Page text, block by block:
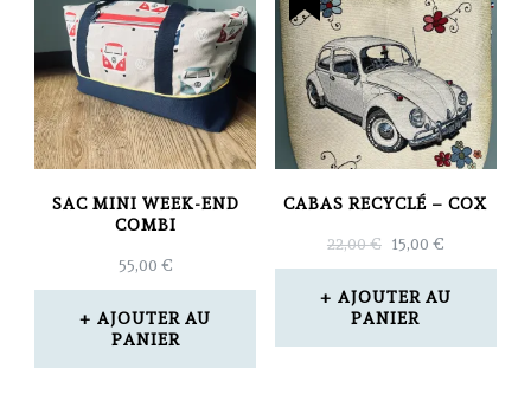
SAC MINI WEEK-END
COMBI
55,00 €
AJOUTER AU
PANIER
CABAS RECYCLÉ – COX
22,00€ LE
PRIX
INITIAL
ÉTAIT :
15,00 €LE
PRIX
ACTUEL
AJOUTER AU
PANIER